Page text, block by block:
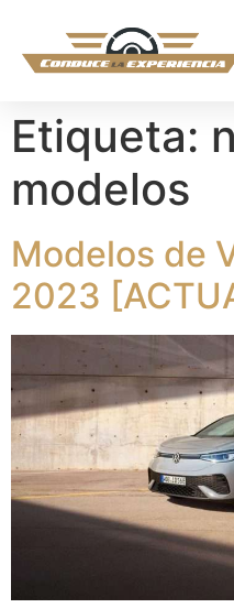
Etiqueta:
modelos
Modelos de
2023